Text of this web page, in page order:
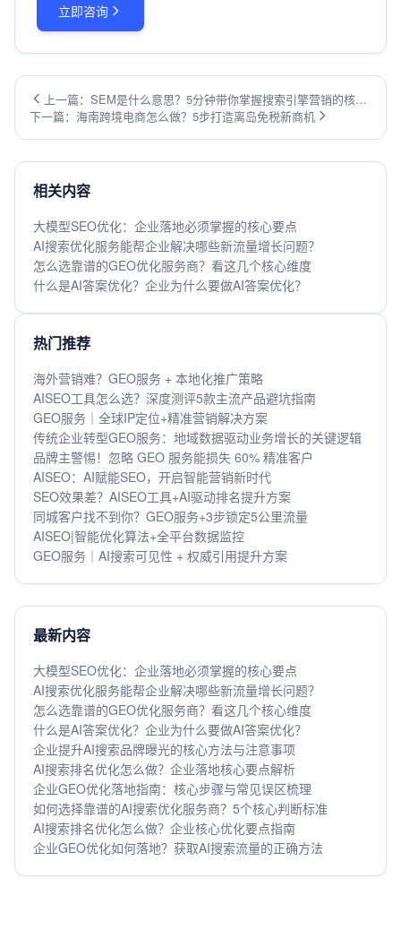
立即咨询
上一篇：SEM是什么意思？5分钟带你掌握搜索引擎营销的核心
玩法
下一篇：海南跨境电商怎么做？5步打造离岛免税新商机
相关内容
大模型SEO优化：企业落地必须掌握的核心要点
AI搜索优化服务能帮企业解决哪些新流量增长问题？
怎么选靠谱的GEO优化服务商？看这几个核心维度
什么是AI答案优化？企业为什么要做AI答案优化？
热门推荐
海外营销难？GEO服务 + 本地化推广策略
AISEO工具怎么选？深度测评5款主流产品避坑指南
GEO服务｜全球IP定位+精准营销解决方案
传统企业转型GEO服务：地域数据驱动业务增长的关键逻辑
品牌主警惕！忽略 GEO 服务能损失 60% 精准客户
AISEO：AI赋能SEO，开启智能营销新时代
SEO效果差？AISEO工具+AI驱动排名提升方案
同城客户找不到你？GEO服务+3步锁定5公里流量
AISEO|智能优化算法+全平台数据监控
GEO服务｜AI搜索可见性 + 权威引用提升方案
最新内容
大模型SEO优化：企业落地必须掌握的核心要点
AI搜索优化服务能帮企业解决哪些新流量增长问题？
怎么选靠谱的GEO优化服务商？看这几个核心维度
什么是AI答案优化？企业为什么要做AI答案优化？
企业提升AI搜索品牌曝光的核心方法与注意事项
AI搜索排名优化怎么做？企业落地核心要点解析
企业GEO优化落地指南：核心步骤与常见误区梳理
如何选择靠谱的AI搜索优化服务商？5个核心判断标准
AI搜索排名优化怎么做？企业核心优化要点指南
企业GEO优化如何落地？获取AI搜索流量的正确方法